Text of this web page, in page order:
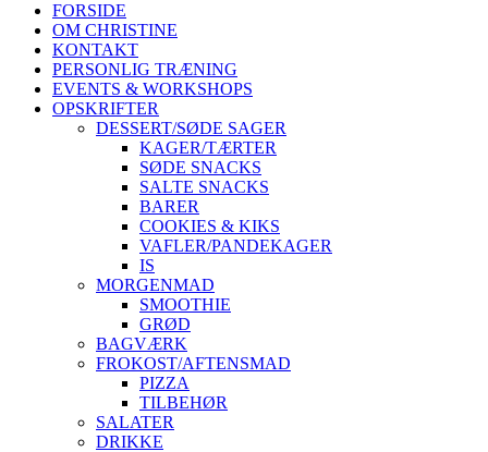
FORSIDE
OM CHRISTINE
KONTAKT
PERSONLIG TRÆNING
EVENTS & WORKSHOPS
OPSKRIFTER
DESSERT/SØDE SAGER
KAGER/TÆRTER
SØDE SNACKS
SALTE SNACKS
BARER
COOKIES & KIKS
VAFLER/PANDEKAGER
IS
MORGENMAD
SMOOTHIE
GRØD
BAGVÆRK
FROKOST/AFTENSMAD
PIZZA
TILBEHØR
SALATER
DRIKKE